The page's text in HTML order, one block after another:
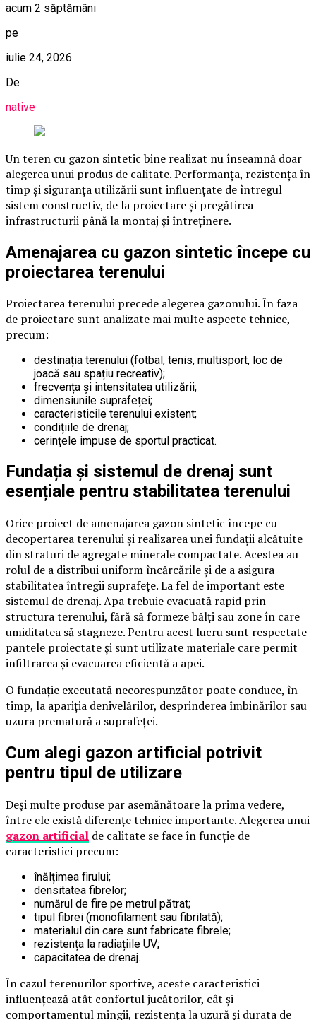
acum 2 săptămâni
pe
iulie 24, 2026
De
native
Un teren cu gazon sintetic bine realizat nu înseamnă doar
alegerea unui produs de calitate. Performanța, rezistența în
timp și siguranța utilizării sunt influențate de întregul
sistem constructiv, de la proiectare și pregătirea
infrastructurii până la montaj și întreținere.
Amenajarea cu gazon sintetic începe cu
proiectarea terenului
Proiectarea terenului precede alegerea gazonului. În faza
de proiectare sunt analizate mai multe aspecte tehnice,
precum:
destinația terenului (fotbal, tenis, multisport, loc de
joacă sau spațiu recreativ);
frecvența și intensitatea utilizării;
dimensiunile suprafeței;
caracteristicile terenului existent;
condițiile de drenaj;
cerințele impuse de sportul practicat.
Fundația și sistemul de drenaj sunt
esențiale pentru stabilitatea terenului
Orice proiect de amenajarea gazon sintetic începe cu
decopertarea terenului și realizarea unei fundații alcătuite
din straturi de agregate minerale compactate. Acestea au
rolul de a distribui uniform încărcările și de a asigura
stabilitatea întregii suprafețe. La fel de important este
sistemul de drenaj. Apa trebuie evacuată rapid prin
structura terenului, fără să formeze bălți sau zone în care
umiditatea să stagneze. Pentru acest lucru sunt respectate
pantele proiectate și sunt utilizate materiale care permit
infiltrarea și evacuarea eficientă a apei.
O fundație executată necorespunzător poate conduce, în
timp, la apariția denivelărilor, desprinderea îmbinărilor sau
uzura prematură a suprafeței.
Cum alegi gazon artificial potrivit
pentru tipul de utilizare
Deși multe produse par asemănătoare la prima vedere,
între ele există diferențe tehnice importante. Alegerea unui
gazon artificial de calitate se face în funcție de
caracteristici precum:
înălțimea firului;
densitatea fibrelor;
numărul de fire pe metrul pătrat;
tipul fibrei (monofilament sau fibrilată);
materialul din care sunt fabricate fibrele;
rezistența la radiațiile UV;
capacitatea de drenaj.
În cazul terenurilor sportive, aceste caracteristici
influențează atât confortul jucătorilor, cât și
comportamentul mingii, rezistența la uzură și durata de